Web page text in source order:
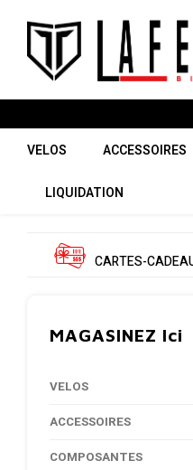
VELOS ACCESSOIRES
LIQUIDATION
CARTES-
MAGASINEZ Ici
VELOS
ACCESSOIRES
COMPOSANTES